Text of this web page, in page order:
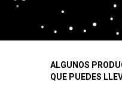
ALGUNOS
QUE PUEDES